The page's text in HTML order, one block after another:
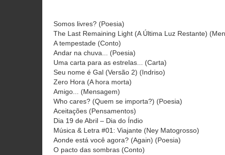
Somos livres? (Poesia)
The Last Remaining Light (A Última Luz Restante)
A tempestade (Conto)
Andar na chuva... (Poesia)
Uma carta para as estrelas... (Carta)
Seu nome é Gal (Versão 2) (Indriso)
Zero Hora (A hora morta)
Amigo... (Mensagem)
Who cares? (Quem se importa?) (Poesia)
Aceitações (Pensamentos)
Dia 19 de Abril – Dia do Índio
Música & Letra #01: Viajante (Ney Matogrosso)
Aonde está você agora? (Again) (Poesia)
O pacto das sombras (Conto)